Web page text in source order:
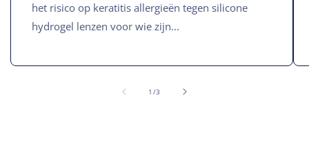
het risico op keratitis allergieën tegen silicone
hydrogel lenzen voor wie zijn...
1 /van
3